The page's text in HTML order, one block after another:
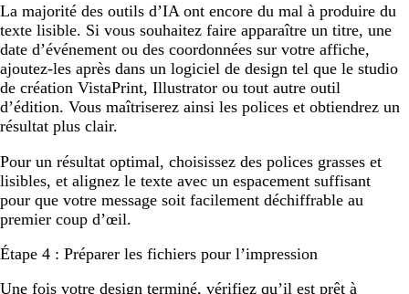
La majorité des outils d’IA ont encore du mal à produire du
texte lisible. Si vous souhaitez faire apparaître un titre, une
date d’événement ou des coordonnées sur votre affiche,
ajoutez-les après dans un logiciel de design tel que le studio
de création VistaPrint, Illustrator ou tout autre outil
d’édition. Vous maîtriserez ainsi les polices et obtiendrez un
résultat plus clair.
Pour un résultat optimal, choisissez des polices grasses et
lisibles, et alignez le texte avec un espacement suffisant
pour que votre message soit facilement déchiffrable au
premier coup d’œil.
Étape 4 : Préparer les fichiers pour l’impression
Une fois votre design terminé, vérifiez qu’il est prêt à